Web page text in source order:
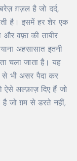
ग़ज़ल है जो दर्द,
है। इसमें हर शेर एक
और वफ़ा की ताबीर
अहसासात इतनी
चला जाता है। यह
भी असर पैदा कर
ऐसे अल्फ़ाज़ दिए हैं जो
जो ग़म से डरते नहीं,